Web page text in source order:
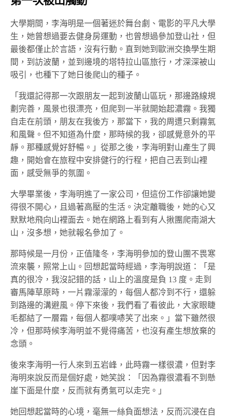
大學期間，李海明是一個著迷於舞台劇、電影的平凡大學
生，她曾想過要去健身房運動，也曾想過參加登山社，但
最後都僅止於言語，沒有行動。直到她到歐洲交換學生期
間，到訪波蘭，並到邊境的塔特拉山區旅行，才深深被山
吸引，也種下了她日後爬山的種子。
「我還記得那一次跟朋友一起到波蘭山區玩，那邊路線規
劃完善，風景也很漂亮，但爬到一半就開始起濃霧。我獨
自走在前頭，朋友在我後方，那當下，我的周遭只剩霧氣
和風聲。但不知道為什麼，那時候的我，卻感覺意外的平
靜。那種感覺好舒暢。」從那之後，李海明對山產生了興
趣，開始會在旅程中安排健行的行程，把自己丟到山裡
面，感受無爭的氛圍。
大學畢業後，李海明進了一家公司，但這份工作卻讓她變
得很不開心，且過著高壓的生活。決定離職後，她的心又
默默地飛向山裡面去。她在網路上看到有人揪團爬南湖大
山，沒多想，她就報名參加了。
那時候是一月份，正值隆冬，李海明參加的登山團不畏寒
流來襲，照常上山。回想起當時經過，李海明說道：「是
真的很冷，我沒記錯的話，山上的溫度是負 13 度。走到
審馬陣草原時，一片霧濛濛的，每個人都冷到不行，還躲
到路邊的溝避風。停下來後，我們看了看彼此，大家眼睫
毛都結了一層霜，每個人都噗哧笑了出來。」當下雖然很
冷，但那時候李海明並不覺得痛苦，也沒有產生想放棄的
念頭。
後來李海明一行人來到五岩峰，此時霧一樣很濃，但對李
海明來說反而是個好處，她笑說：「因為霧很濃看不到懸
崖下面是什麼，反而就有勇氣可以走完。」
她回想起當時的心境，毫無一絲負面想法，反而沉浸在自